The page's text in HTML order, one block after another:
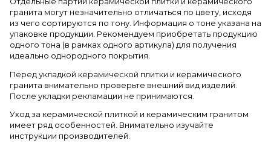
гранита могут незначительно отличаться по цвету, исходя
из чего сортируются по тону. Информация о тоне указана на
упаковке продукции. Рекомендуем приобретать продукцию
одного тона (в рамках одного артикула) для получения
идеально однородного покрытия.
Перед укладкой керамической плитки и керамического
гранита внимательно проверьте внешний вид изделий.
После укладки рекламации не принимаются.
Уход за керамической плиткой и керамическим гранитом
имеет ряд особенностей. Внимательно изучайте
инструкции производителей.